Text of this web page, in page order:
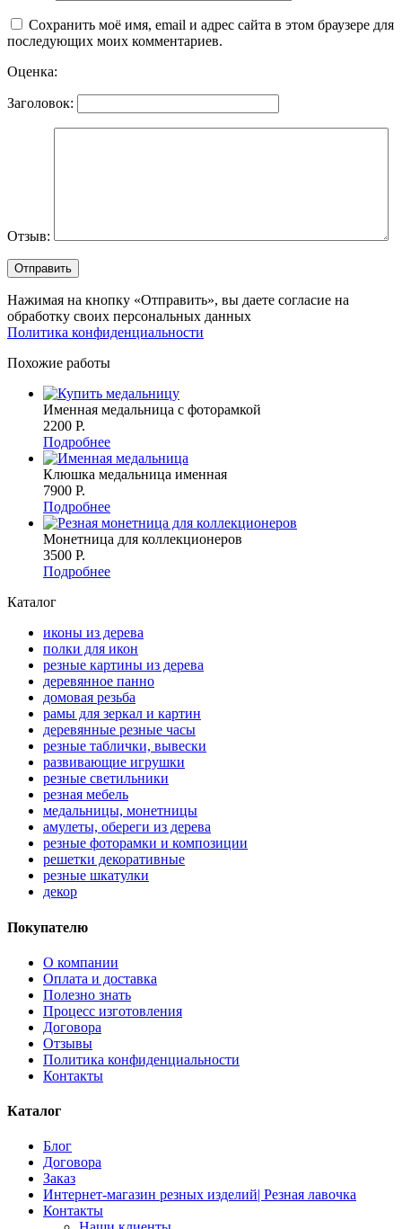
Сохранить моё имя, email и адрес сайта в этом браузере для
последующих моих комментариев.
Оценка:
Заголовок:
Отзыв:
Нажимая на кнопку «Отправить», вы даете согласие на
обработку своих персональных данных
Политика конфиденциальности
Похожие работы
Именная медальница с фоторамкой
2200 P.
Подробнее
Клюшка медальница именная
7900 P.
Подробнее
Монетница для коллекционеров
3500 P.
Подробнее
Каталог
иконы из дерева
полки для икон
резные картины из дерева
деревянное панно
домовая резьба
рамы для зеркал и картин
деревянные резные часы
резные таблички, вывески
развивающие игрушки
резные светильники
резная мебель
медальницы, монетницы
амулеты, обереги из дерева
резные фоторамки и композиции
решетки декоративные
резные шкатулки
декор
Покупателю
О компании
Оплата и доставка
Полезно знать
Процесс изготовления
Договора
Отзывы
Политика конфиденциальности
Контакты
Каталог
Блог
Договора
Заказ
Интернет-магазин резных изделий| Резная лавочка
Контакты